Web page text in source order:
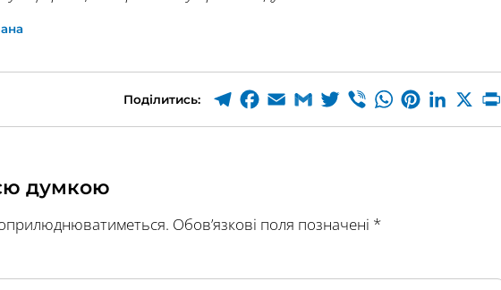
Поділитись:
думкою
Обов’язкові поля позначені *